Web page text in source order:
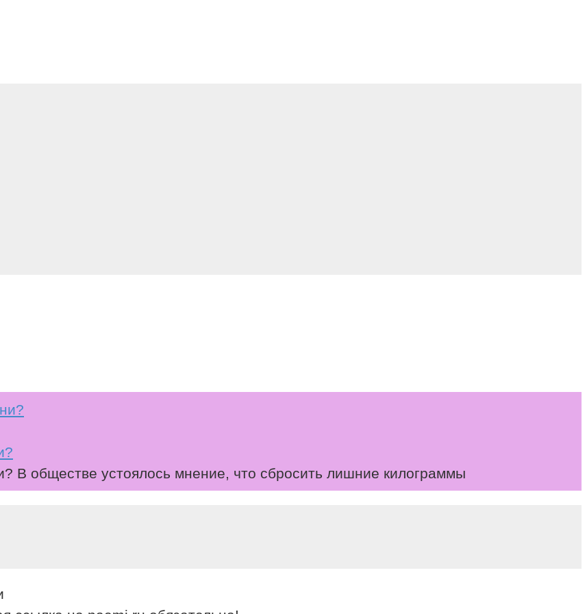
В обществе устоялось мнение, что сбросить лишние килограммы